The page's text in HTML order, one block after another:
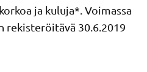
ja kuluja*. Voimassa
rekisteröitävä 30.6.2019